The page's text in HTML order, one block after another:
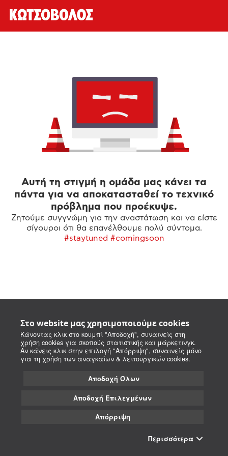
Στο website μας χρησιμοποιούμε cookies
Κάνοντας κλικ στο κουμπί "Αποδοχή", συναινείς στη
χρήση cookies για σκοπούς στατιστικής και μάρκετινγκ.
Αν κάνεις κλικ στην επιλογή "Απόρριψη", συναινείς μόνο
για τη χρήση των αναγκαίων & λειτουργικών cookies.
Αποδοχή Όλων
Αποδοχή Επιλεγμένων
Απόρριψη
Περισσότερα
Αυτή τη στιγμή η ομάδα μας κάνει τα
πάντα για να αποκατασταθεί το τεχνικό
πρόβλημα που προέκυψε.
Ζητούμε συγγνώμη για την αναστάτωση και να είστε
σίγουροι ότι θα επανέλθουμε πολύ σύντομα.
#staytuned #comingsoon